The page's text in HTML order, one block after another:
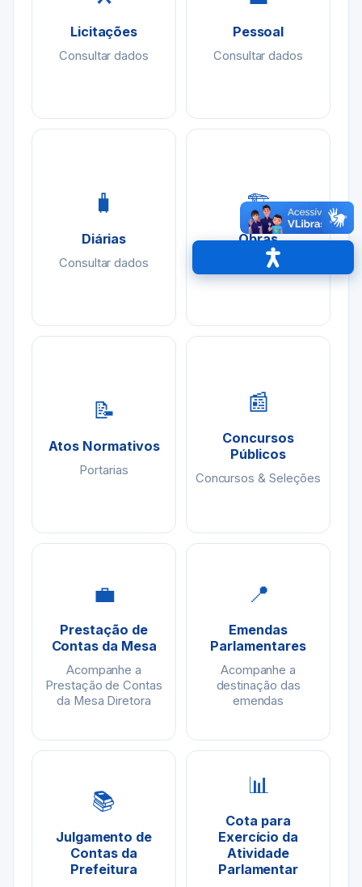
Licitações
Consultar dados
Pessoal
Consultar dados
🧳
Diárias
Consultar dados
🏗
Obras
Consultar dados
📝
Atos Normativos
Portarias
📰
Concursos
Públicos
Concursos & Seleções
💼
Prestação de
Contas da Mesa
Acompanhe a
Prestação de Contas
da Mesa Diretora
📍
Emendas
Parlamentares
Acompanhe a
destinação das
emendas
📚
Julgamento de
Contas da
Prefeitura
📊
Cota para
Exercício da
Atividade
Parlamentar
Acessibilidade